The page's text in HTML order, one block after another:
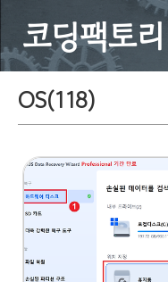
코딩팩토리
OS(118)